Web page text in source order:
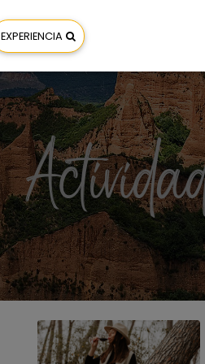
EXPERIENCIA